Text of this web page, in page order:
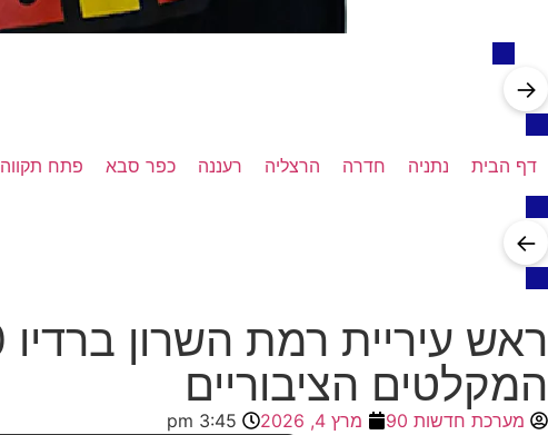
→
דף הבית נתניה חדרה הרצליה רעננה כפר סבא פתח תקווה
←
המקלטים הציבוריים
מערכת חדשות 90 מרץ 4, 2026 3:45 pm